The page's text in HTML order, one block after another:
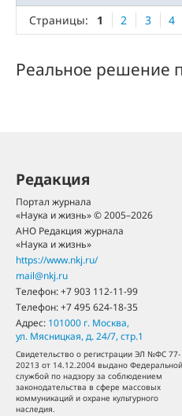
Страницы: 1 2 3 4
Реальное решение
Редакция
Портал журнала
«Наука и жизнь» © 2005–2026
АНО Редакция журнала
«Наука и жизнь»
https://www.nkj.ru/
mail@nkj.ru
Телефон:+7 903 112-11-99
Телефон:+7 495 624-18-35
Адрес: 101000 г. Москва,
ул. Мясницкая, д. 24/7, стр.1
Свидетельство о регистрации ЭЛ №ФС 77-
20213 от 14.12.2004 выдано Федеральной
службой по надзору за соблюдением
законодательства в сфере массовых
коммуникаций и охране культурного
наследия.